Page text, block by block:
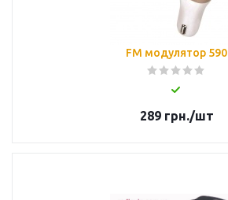
FM модулятор 590
289грн./шт